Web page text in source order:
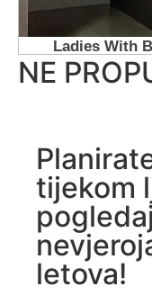
NE
tijekom
letova!